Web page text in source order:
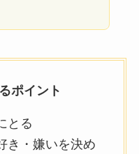
ポイント
とる
き・嫌いを決め